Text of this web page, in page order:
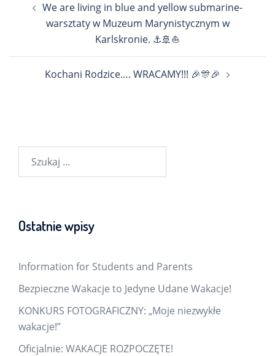
wpisu We are living in blue and yellow submarine-
warsztaty w Muzeum Marynistycznym w
Karlskronie. ⚓️🚢⛵️
Kochani Rodzice…. WRACAMY!!! 🎉🎊🎉
Ostatnie wpisy
Information for Students and Parents
Bezpieczne Wakacje to Jedyne Udane Wakacje!
KONKURS FOTOGRAFICZNY: „Moje niezwykłe
wakacje!”
Oficjalnie: WAKACJE ROZPOCZĘTE!